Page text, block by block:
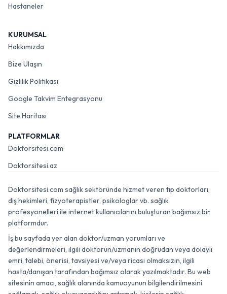
Hastaneler
KURUMSAL
Hakkımızda
Bize Ulaşın
Gizlilik Politikası
Google Takvim Entegrasyonu
Site Haritası
PLATFORMLAR
Doktorsitesi.com
Doktorsitesi.az
Doktorsitesi.com sağlık sektöründe hizmet veren tıp doktorları,
diş hekimleri, fizyoterapistler, psikologlar vb. sağlık
profesyonelleri ile internet kullanıcılarını buluşturan bağımsız bir
platformdur.
İş bu sayfada yer alan doktor/uzman yorumları ve
değerlendirmeleri, ilgili doktorun/uzmanın doğrudan veya dolaylı
emri, talebi, önerisi, tavsiyesi ve/veya ricası olmaksızın, ilgili
hasta/danışan tarafından bağımsız olarak yazılmaktadır. Bu web
sitesinin amacı, sağlık alanında kamuoyunun bilgilendirilmesini